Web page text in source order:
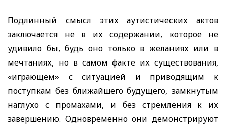
Подлинный смысл этих аутистических актов
заключается не в их содержании, которое не
удивило бы, будь оно только в желаниях или в
мечтаниях, но в самом факте их существования,
«играющем» с ситуацией и приводящим к
поступкам без ближайшего будущего, замкнутым
наглухо с промахами, и без стремления к их
завершению. Одновременно они демонстрируют